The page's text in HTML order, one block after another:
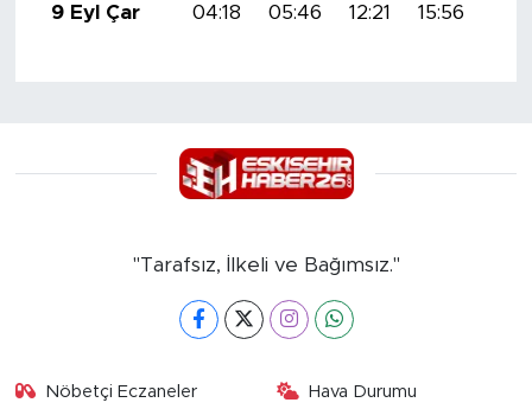
9 Eyl Çar
04:18 05:46 12:21 15:56
"Tarafsız, İlkeli ve Bağımsız."
Nöbetçi Eczaneler Hava Durumu